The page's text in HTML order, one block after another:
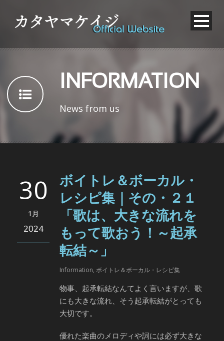
INFORMATION
News from us
30
1月
2024
ボイトレ＆ボーカル・
レシピ集｜その・２１
「歌は、大きな流れを
もって歌おう！～起承
転結～」
Information, ボイトレ＆ボーカル・レシピ集
物事、起承転結なんてよく言いますが、歌
にも大きな流れ、そう起承転結がとっても
大切です。
優れた楽曲のメロディや詞には必ず大きな